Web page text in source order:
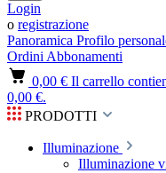
Login
o registrazione
Panoramica Profilo
Ordini Abbonamenti
0,00 € Il carrello
0,00 €.
PRODOTTI
Illuminazione
Illuminazione